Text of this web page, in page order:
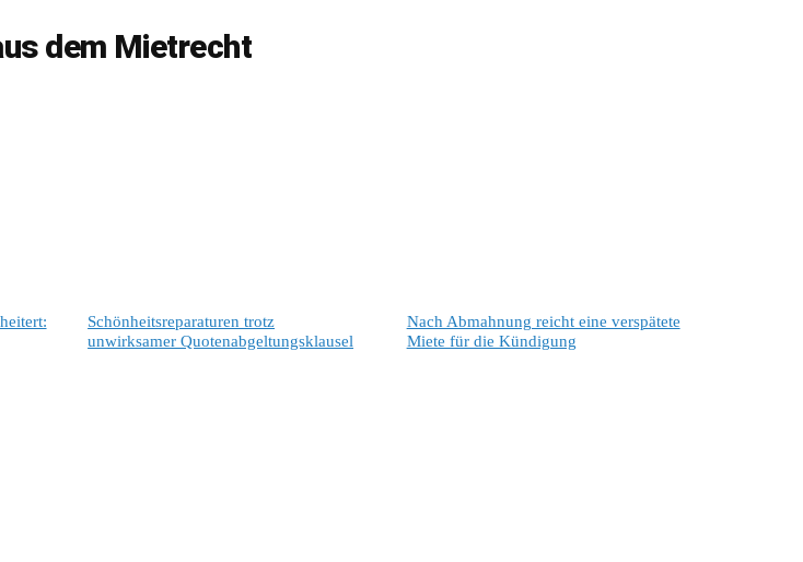
dem Mietrecht
Schönheitsreparaturen trotz
unwirksamer Quotenabgeltungsklausel
Nach Abmahnung reicht eine verspätete
Miete für die Kündigung